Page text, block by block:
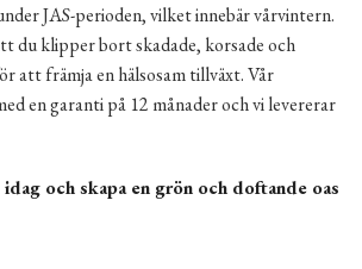
JAS-perioden, vilket innebär vårvintern.
du klipper bort skadade, korsade och
att främja en hälsosam tillväxt. Vår
en garanti på 12 månader och vi levererar
och skapa en grön och doftande oas